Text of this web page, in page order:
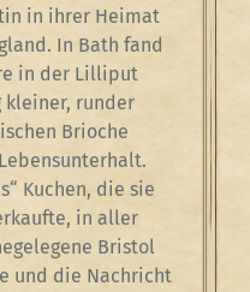
in ihrer Heimat
In Bath fand
in der Lilliput
kleiner, runder
Brioche
Kuchen, die sie
in aller
Bristol
und die Nachricht